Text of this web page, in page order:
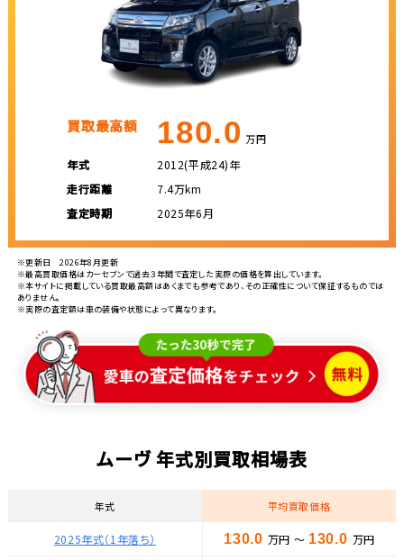
買取最高額 180.0 万円
年式
2012(平成24)年
走行距離
7.4万km
査定時期
2025年6月
※更新日 2026年8月更新
※最高買取価格はカーセブンで過去３年間で査定した実際の価格を算出しています。
※本サイトに掲載している買取最高額はあくまでも参考であり、その正確性について保証するものでは
ありません。
※実際の査定額は車の装備や状態によって異なります。
ムーヴ 年式別買取相場表
年式 平均買取価格
2025年式（1年落ち） 130.0 万円 ～ 130.0 万円